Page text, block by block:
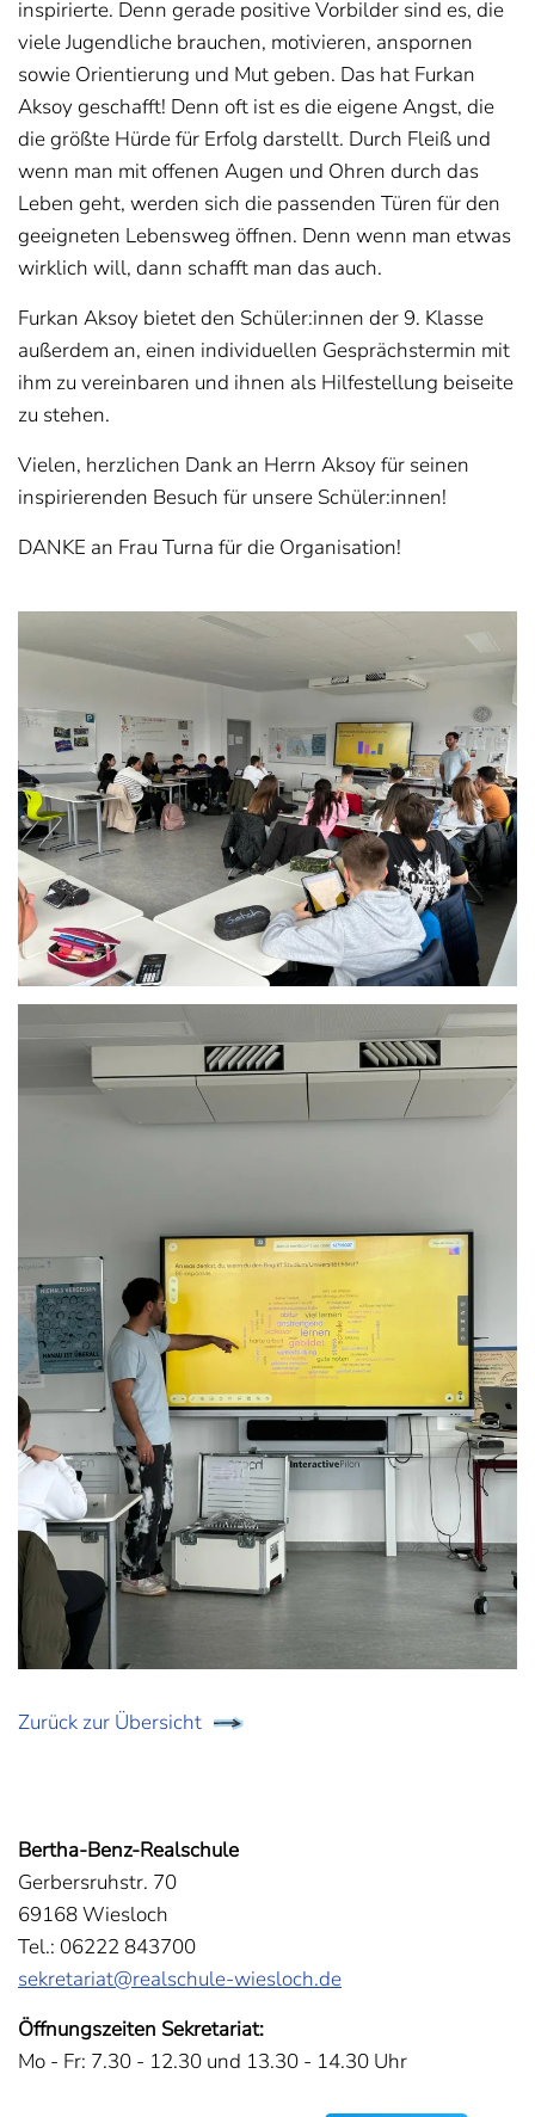
inspirierte. Denn gerade positive Vorbilder sind es, die
viele Jugendliche brauchen, motivieren, anspornen
sowie Orientierung und Mut geben. Das hat Furkan
Aksoy geschafft! Denn oft ist es die eigene Angst, die
die größte Hürde für Erfolg darstellt. Durch Fleiß und
wenn man mit offenen Augen und Ohren durch das
Leben geht, werden sich die passenden Türen für den
geeigneten Lebensweg öffnen. Denn wenn man etwas
wirklich will, dann schafft man das auch.
Furkan Aksoy bietet den Schüler:innen der 9. Klasse
außerdem an, einen individuellen Gesprächstermin mit
ihm zu vereinbaren und ihnen als Hilfestellung beiseite
zu stehen.
Vielen, herzlichen Dank an Herrn Aksoy für seinen
inspirierenden Besuch für unsere Schüler:innen!
DANKE an Frau Turna für die Organisation!
Zurück zur Übersicht
Bertha-Benz-Realschule
Gerbersruhstr. 70
69168 Wiesloch
Tel.: 06222 843700
sekretariat@realschule-wiesloch.de
Öffnungszeiten Sekretariat:
Mo - Fr: 7.30 - 12.30 und 13.30 - 14.30 Uhr